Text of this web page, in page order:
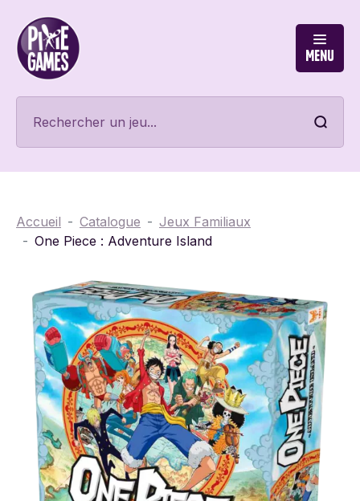
Menu
Accueil Catalogue
Jeux Familiaux
One Piece : Adventure Island